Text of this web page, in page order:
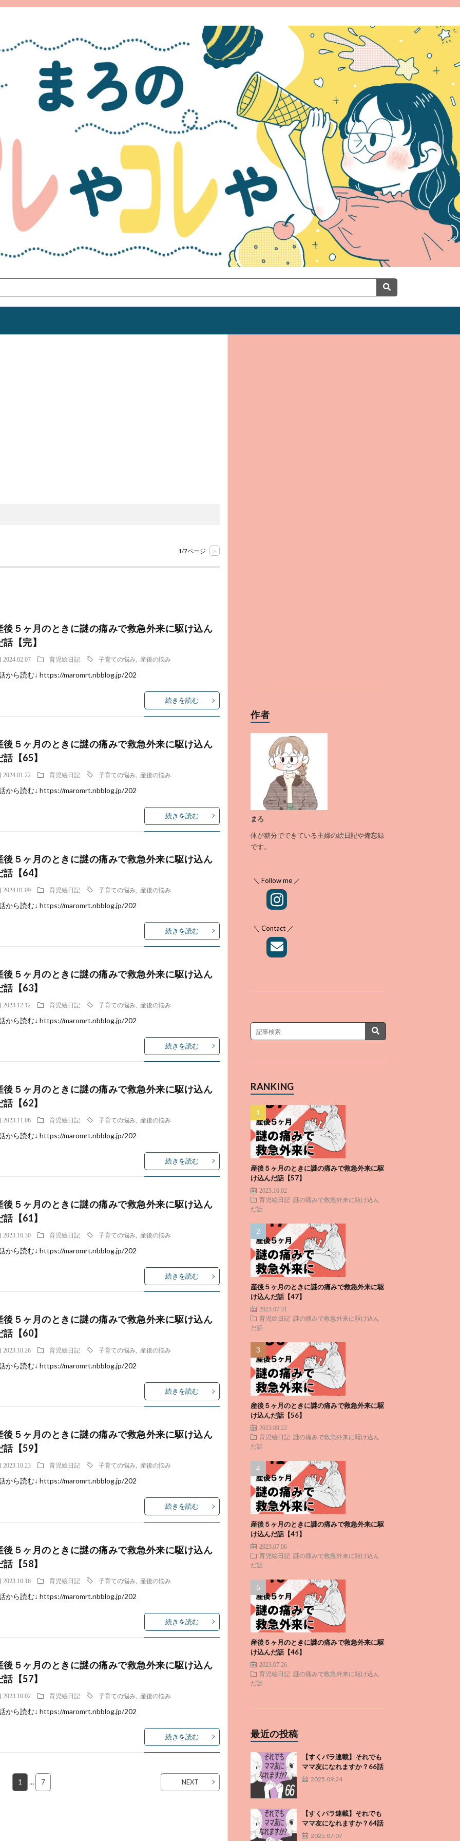
1/7ページ >
後５ヶ月のときに謎の痛みで救急外来に駆け込ん
話【完】
2024.02.07 育児絵日記 子育ての悩み 産後の悩み
から読む↓ https://maromrt.nbblog.jp/202
続きを読む
後５ヶ月のときに謎の痛みで救急外来に駆け込ん
話【65】
2024.01.22 育児絵日記 子育ての悩み 産後の悩み
から読む↓ https://maromrt.nbblog.jp/202
続きを読む
後５ヶ月のときに謎の痛みで救急外来に駆け込ん
話【64】
2024.01.09 育児絵日記 子育ての悩み 産後の悩み
から読む↓ https://maromrt.nbblog.jp/202
続きを読む
後５ヶ月のときに謎の痛みで救急外来に駆け込ん
話【63】
2023.12.12 育児絵日記 子育ての悩み 産後の悩み
から読む↓ https://maromrt.nbblog.jp/202
続きを読む
後５ヶ月のときに謎の痛みで救急外来に駆け込ん
話【62】
2023.11.06 育児絵日記 子育ての悩み 産後の悩み
から読む↓ https://maromrt.nbblog.jp/202
続きを読む
後５ヶ月のときに謎の痛みで救急外来に駆け込ん
話【61】
2023.10.30 育児絵日記 子育ての悩み 産後の悩み
から読む↓ https://maromrt.nbblog.jp/202
続きを読む
後５ヶ月のときに謎の痛みで救急外来に駆け込ん
話【60】
2023.10.26 育児絵日記 子育ての悩み 産後の悩み
から読む↓ https://maromrt.nbblog.jp/202
続きを読む
後５ヶ月のときに謎の痛みで救急外来に駆け込ん
話【59】
2023.10.23 育児絵日記 子育ての悩み 産後の悩み
から読む↓ https://maromrt.nbblog.jp/202
続きを読む
後５ヶ月のときに謎の痛みで救急外来に駆け込ん
話【58】
2023.10.16 育児絵日記 子育ての悩み 産後の悩み
から読む↓ https://maromrt.nbblog.jp/202
続きを読む
後５ヶ月のときに謎の痛みで救急外来に駆け込ん
話【57】
2023.10.02 育児絵日記 子育ての悩み 産後の悩み
から読む↓ https://maromrt.nbblog.jp/202
続きを読む
1 … 7 NEXT
作者
まろ
体が糖分でできている主婦の絵日記や備忘録
です。
＼ Follow me ／
＼ Contact ／
RANKING
産後５ヶ月のときに謎の痛みで救急外来に駆
け込んだ話【57】
2023.10.02
育児絵日記 謎の痛みで救急外来に駆け込ん
だ話
産後５ヶ月のときに謎の痛みで救急外来に駆
け込んだ話【47】
2023.07.31
育児絵日記 謎の痛みで救急外来に駆け込ん
だ話
産後５ヶ月のときに謎の痛みで救急外来に駆
け込んだ話【56】
2023.09.22
育児絵日記 謎の痛みで救急外来に駆け込ん
だ話
産後５ヶ月のときに謎の痛みで救急外来に駆
け込んだ話【41】
2023.07.06
育児絵日記 謎の痛みで救急外来に駆け込ん
だ話
産後５ヶ月のときに謎の痛みで救急外来に駆
け込んだ話【46】
2023.07.26
育児絵日記 謎の痛みで救急外来に駆け込ん
だ話
最近の投稿
【すくパラ連載】それでも
ママ友になれますか？66話
2025.09.24
【すくパラ連載】それでも
ママ友になれますか？64話
2025.07.07